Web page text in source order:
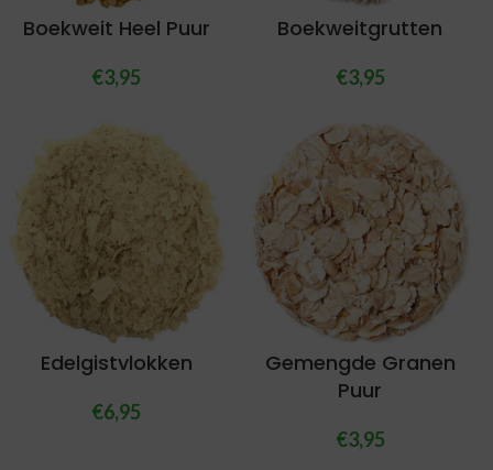
Boekweit Heel Puur
€3,95
Boekweitgrutten
€3,95
Edelgistvlokken
€6,95
Gemengde Granen
Puur
€3,95